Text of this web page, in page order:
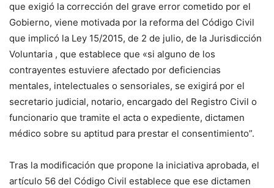
que exigió la corrección del grave error cometido por el
Gobierno, viene motivada por la reforma del Código Civil
que implicó la Ley 15/2015, de 2 de julio, de la Jurisdicción
Voluntaria , que establece que «si alguno de los
contrayentes estuviere afectado por deficiencias
mentales, intelectuales o sensoriales, se exigirá por el
secretario judicial, notario, encargado del Registro Civil o
funcionario que tramite el acta o expediente, dictamen
médico sobre su aptitud para prestar el consentimiento”.
Tras la modificación que propone la iniciativa aprobada, el
artículo 56 del Código Civil establece que ese dictamen